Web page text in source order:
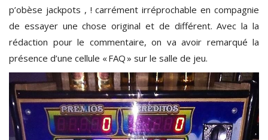
p’obèse jackpots , ! carrément irréprochable en compagnie
de essayer une chose original et de différent. Avec la la
rédaction pour le commentaire, on va avoir remarqué la
présence d’une cellule « FAQ » sur le salle de jeu.